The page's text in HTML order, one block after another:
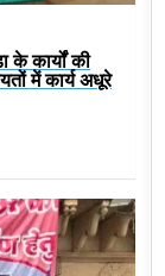
के कार्यों की
में कार्य अधूरे